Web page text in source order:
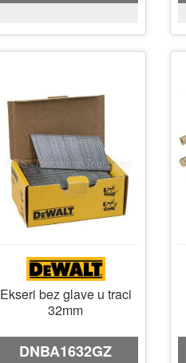
Ekseri bez glave u traci
32mm
DNBA1632GZ